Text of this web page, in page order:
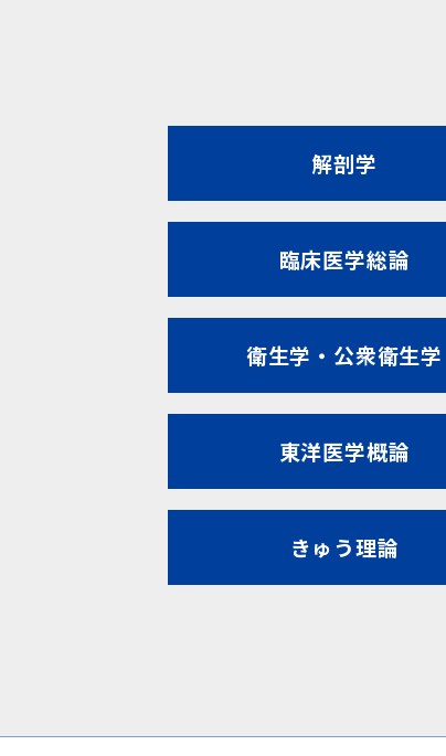
解剖学
臨床医学総論
衛生学・公衆衛生学
東洋医学概論
きゅう理論